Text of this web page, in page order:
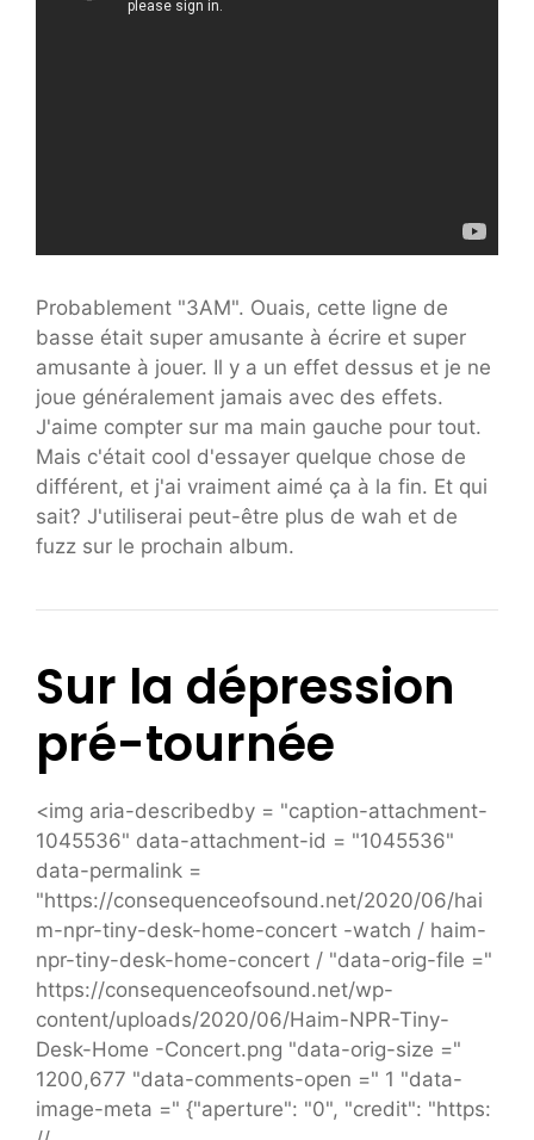
Probablement "3AM". Ouais, cette ligne de
basse était super amusante à écrire et super
amusante à jouer. Il y a un effet dessus et je ne
joue généralement jamais avec des effets.
J'aime compter sur ma main gauche pour tout.
Mais c'était cool d'essayer quelque chose de
différent, et j'ai vraiment aimé ça à la fin. Et qui
sait? J'utiliserai peut-être plus de wah et de
fuzz sur le prochain album.
Sur la dépression
pré-tournée
<img aria-describedby = "caption-attachment-
1045536" data-attachment-id = "1045536"
data-permalink =
"https://consequenceofsound.net/2020/06/hai
m-npr-tiny-desk-home-concert -watch / haim-
npr-tiny-desk-home-concert / "data-orig-file ="
https://consequenceofsound.net/wp-
content/uploads/2020/06/Haim-NPR-Tiny-
Desk-Home -Concert.png "data-orig-size ="
1200,677 "data-comments-open =" 1 "data-
image-meta =" {"aperture": "0", "credit": "https: